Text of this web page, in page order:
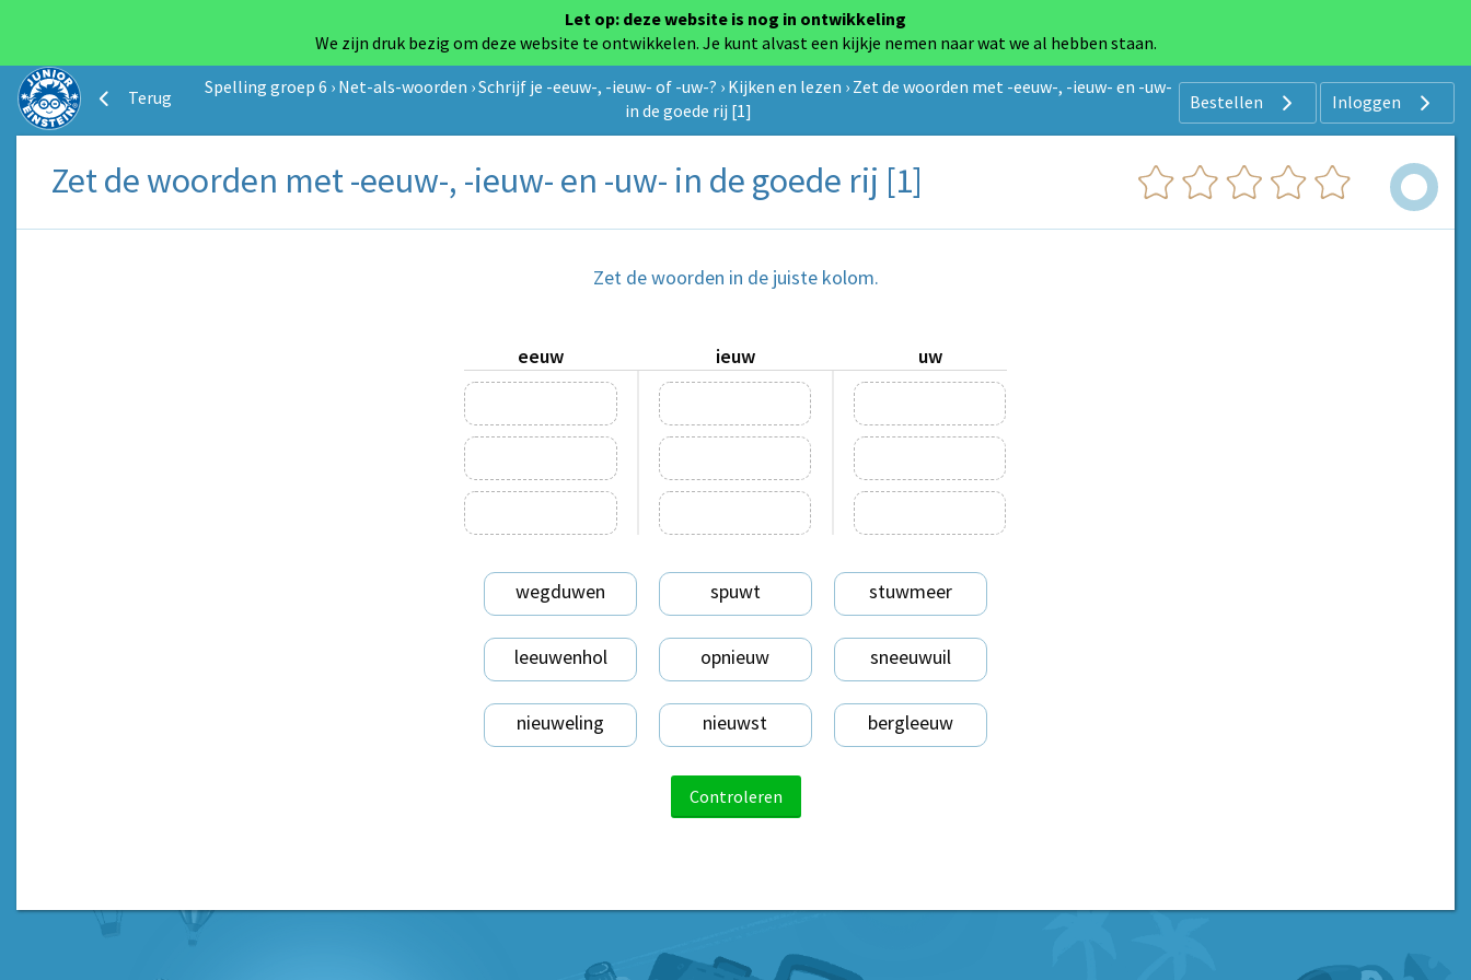
Let op: deze website is nog in ontwikkeling
We zijn druk bezig om deze website te ontwikkelen. Je kunt alvast een kijkje nemen naar wat we al hebben staan.
Terug
Spelling groep 6 › Net-als-woorden ›Schrijf je -eeuw-, -ieuw- of -uw-? › Kijken en lezen › Zet de woorden met -eeuw-, -ieuw- en -uw-
in de goede rij [1]
Bestellen Inloggen
Zet de woorden met -eeuw-, -ieuw- en -uw- in de goede rij [1]
Zet de woorden in de juiste kolom.
eeuw ieuw uw
wegduwen spuwt stuwmeer
leeuwenhol opnieuw sneeuwuil
nieuweling nieuwst bergleeuw